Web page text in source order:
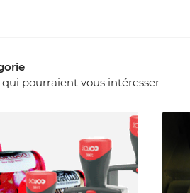
pourraient vous intéresser